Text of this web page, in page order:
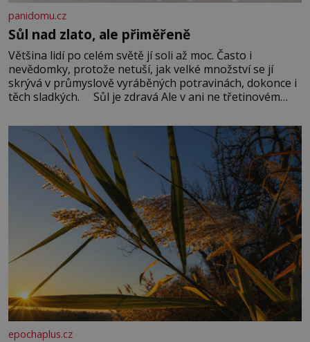
panidomu.cz
Sůl nad zlato, ale přiměřeně
Většina lidí po celém světě jí soli až moc. Často i
nevědomky, protože netuší, jak velké množství se jí
skrývá v průmyslově vyráběných potravinách, dokonce i
těch sladkých. Sůl je zdravá Ale v ani ne třetinovém
základní složky– sodík a chlór – jsou zásadní pro
správné hospodaření
epochaplus.cz